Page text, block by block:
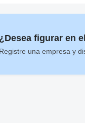
¿Desea figurar en
Registre una empresa y